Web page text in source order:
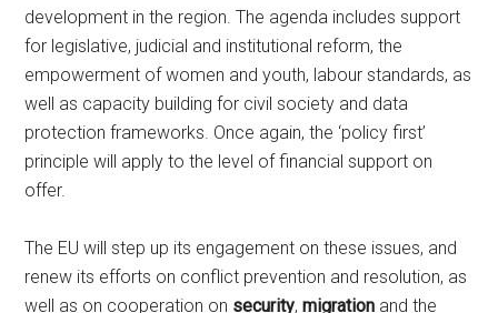
development in the region. The agenda includes support
for legislative, judicial and institutional reform, the
empowerment of women and youth, labour standards, as
well as capacity building for civil society and data
protection frameworks. Once again, the ‘policy first’
principle will apply to the level of financial support on
offer.
The EU will step up its engagement on these issues, and
renew its efforts on conflict prevention and resolution, as
well as on cooperation on security,migration and the